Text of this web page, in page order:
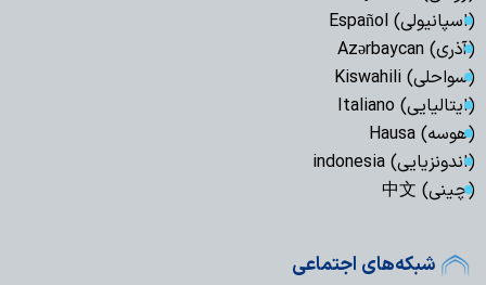
(اسپانیولی) Español
(آذری) Azərbaycan
(سواحلی) Kiswahili
(ایتالیایی) Italiano
(هوسه) Hausa
(اندونزیایی) indonesia
(چینی) 中文
شبکه‌های اجتماعی